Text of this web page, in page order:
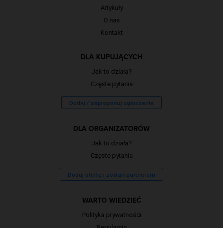
Artykuły
O nas
Kontakt
DLA KUPUJĄCYCH
Jak to działa?
Częste pytania
Dodaj / zaproponuj ogłoszenie
DLA ORGANIZATORÓW
Jak to działa?
Częste pytania
Dodaj ofertę i zostań partnerem
WARTO WIEDZIEĆ
Polityka prywatności